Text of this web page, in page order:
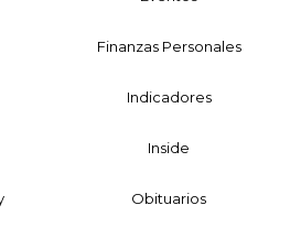
Finanzas Personales
Indicadores
Inside
Obituarios